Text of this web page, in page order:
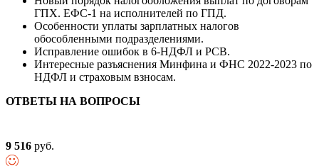
ГПХ. ЕФС-1 на исполнителей по ГПД.
Особенности уплаты зарплатных налогов
обособленными подразделениями.
Исправление ошибок в 6-НДФЛ и РСВ.
Интересные разъяснения Минфина и ФНС 2022-2023 по
НДФЛ и страховым взносам.
ОТВЕТЫ НА ВОПРОСЫ
9 516 руб.